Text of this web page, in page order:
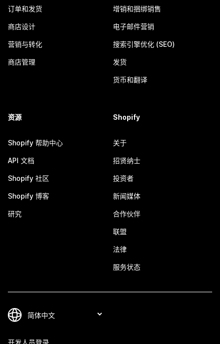
订单和发货
商店设计
营销与转化
商店管理
增销和捆绑销售
电子邮件营销
搜索引擎优化 (SEO)
发货
货币和翻译
资源
Shopify 帮助中心
API 文档
Shopify 社区
Shopify 博客
研究
Shopify
关于
招贤纳士
投资者
新闻媒体
合作伙伴
联盟
法律
服务状态